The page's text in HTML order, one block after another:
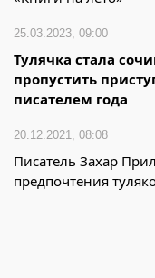
25.03.2023, 09:00
Тулячка стала
пропустить
писателем года
20.12.2021, 08:08
Писатель Захар
предпочтения